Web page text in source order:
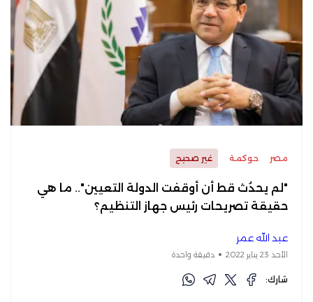
مصر حوكمة غير صحيح
"لم يحدُث قط أن أوقفت الدولة التعيين".. ما هي
حقيقة تصريحات رئيس جهاز التنظيم؟
عبد الله عمر
الأحد 23 يناير 2022 دقيقة واحدة
شارك: